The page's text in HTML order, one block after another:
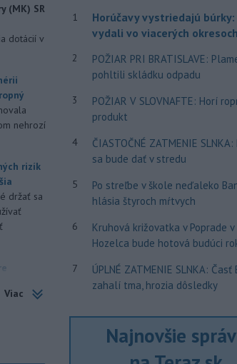
(MK) SR
dotácií v
nehrozí
rizík
držať sa
Viac
1
Horúčavy vystriedajú
vydali vo viacerých okresoch
2
POŽIAR PRI BRATISLAVE:
pohltili skládku odpadu
3
POŽIAR V SLOVNAFTE: Horí
produkt
4
ČIASTOČNÉ ZATMENIE
sa bude dať v stredu
5
Po streľbe v škole neďaleko
hlásia štyroch mŕtvych
6
Kruhová križovatka v Poprade v
Hozelca bude hotová budúci
7
ÚPLNÉ ZATMENIE SLNKA: Časť
zahalí tma, hrozia dôsledky
Najnovšie